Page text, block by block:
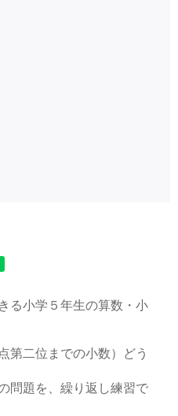
る小学５年生の算数・小
第二位までの小数）どう
問題を、繰り返し練習で